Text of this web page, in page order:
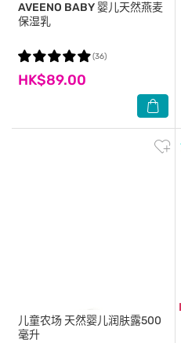
AVEENO BABY婴儿天然燕麦
保湿乳
HK$89.00
(36)
儿童农场 天然婴儿润肤露500
毫升